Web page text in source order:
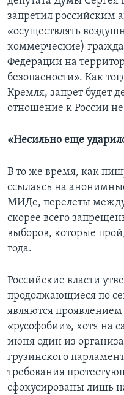
запретил российским
«осуществлять
коммерческие)
Федерации на
безопасности». Как
Кремля, запрет будет
отношение к России
«Несильно еще
В то же время, как
ссылаясь на
МИДе, перелеты между
скорее всего
выборов, которые
года.
Российские власти
продолжающиеся по
являются
«русофобии», хотя на
июня один из
грузинского
требования
сфокусированы лишь